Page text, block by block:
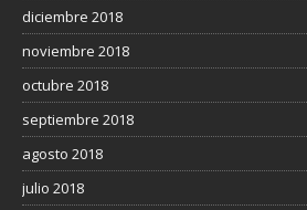
diciembre 2018
noviembre 2018
octubre 2018
septiembre 2018
agosto 2018
julio 2018